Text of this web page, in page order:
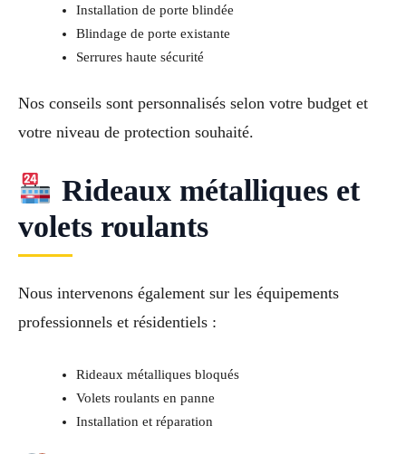
Installation de porte blindée
Blindage de porte existante
Serrures haute sécurité
Nos conseils sont personnalisés selon votre budget et
votre niveau de protection souhaité.
Rideaux métalliques et
volets roulants
Nous intervenons également sur les équipements
professionnels et résidentiels :
Rideaux métalliques bloqués
Volets roulants en panne
Installation et réparation